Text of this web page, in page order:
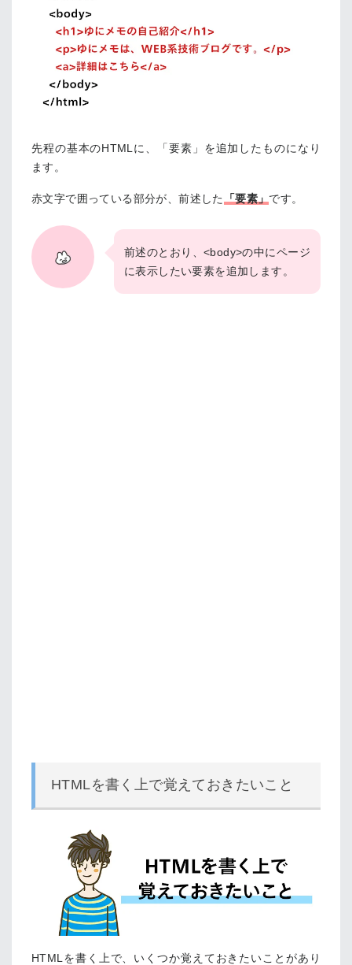
先程の基本のHTMLに、「要素」を追加したものになり
ます。
赤文字で囲っている部分が、前述した「要素」です。
前述のとおり、<body>の中にページ
に表示したい要素を追加します。
HTMLを書く上で覚えておきたいこと
HTMLを書く上で、いくつか覚えておきたいことがあり